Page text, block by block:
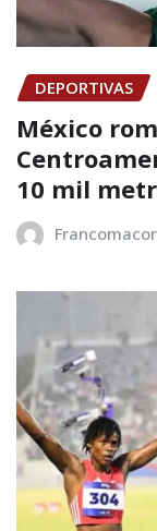
DEPORTIVAS
México
10 mil